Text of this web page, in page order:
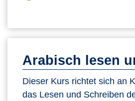
Arabisch lesen
Dieser Kurs richtet sich an
das Lesen und Schreiben